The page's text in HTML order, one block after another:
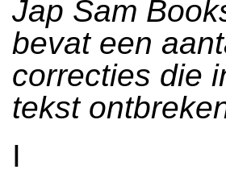
Jap Sam
bevat een
correcties die
tekst
I